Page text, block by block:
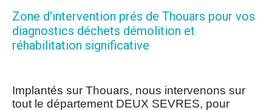
Zone d'intervention prés de Thouars pour vos
diagnostics déchets démolition et
réhabilitation significative
Implantés sur Thouars, nous intervenons sur
tout le département DEUX SEVRES, pour